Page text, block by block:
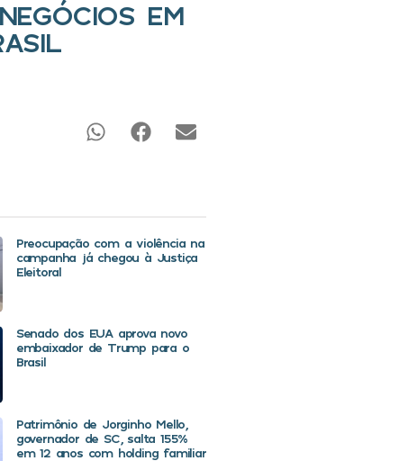
EM
Preocupação com a violência na
campanha já chegou à Justiça
Eleitoral
Senado dos EUA aprova novo
embaixador de Trump para o
Brasil
Patrimônio de Jorginho Mello,
governador de SC, salta 155%
em 12 anos com holding familiar